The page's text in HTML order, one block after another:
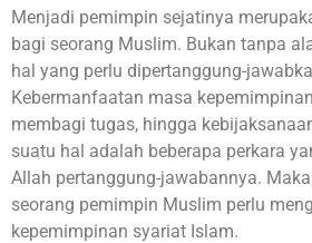
Menjadi pemimpin sejatinya
bagi seorang Muslim. Bukan tanpa
hal yang perlu dipertanggung-
Kebermanfaatan masa
membagi tugas, hingga
suatu hal adalah beberapa perkara
Allah pertanggung-jawabannya.
seorang pemimpin Muslim perlu
kepemimpinan syariat Islam.